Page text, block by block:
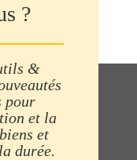
?
&
pour
et la
et
durée.